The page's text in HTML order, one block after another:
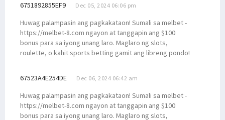
6751892855EF9 Dec 05, 2024 06:06 pm
Huwag palampasin ang pagkakataon! Sumali sa melbet -
https://melbet-8.com ngayon at tanggapin ang $100
bonus para sa iyong unang laro. Maglaro ng slots,
roulette, o kahit sports betting gamit ang libreng pondo!
67523A4E254DE Dec 06, 2024 06:42 am
Huwag palampasin ang pagkakataon! Sumali sa melbet -
https://melbet-8.com ngayon at tanggapin ang $100
bonus para sa iyong unang laro. Maglaro ng slots,